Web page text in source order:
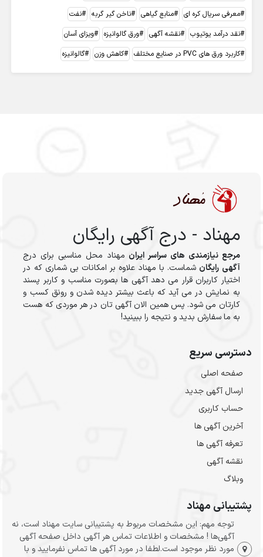
معرفی سریال کره ای
منابع گیاهی ناخن گیر گربه
نفت
نقد درآمد یوتیوب
نقشه آگهی ورق گالوانیزه
ویزای آسان
کاربرد ورق های PVC در صنایع مختلف
کاهش وزن گالوانیزه
مهناد - درج آگهی رایگان
مرجع نیازمندی های سراسر ایران مهناد محل مناسبی برای درج
آگهی رایگان شماست. با مهناد علاوه بر امکانات بی شماری که در
اختیار کاربران قرار می دهد آگهی ها بصورت مناسب و کاربر پسند
به نمایش در می آید که باعث بیشتر دیده شدن و رونق کسب و
کارتان می شود. پس همین الان آگهی تان در هر موردی که هست
به ما سفارش بدید و نتیجه را ببینید!
دسترسی سریع
صفحه اصلی
ارسال‌ آگهی جدید
حساب کاربری
آخرین آگهی ها
تعرفه آگهی ها
نقشه آگهی
وبلاگ
پشتیبانی مهناد
توجه مهم: این مشخصات مربوط به پشتیبانی سایت مهناد است، نه
آگهی‌ها ! مشخصات و اطلاعات تماس هر آگهی داخل صفحه آگهی
مورد نظر موجود است.لطفا در مورد آگهی ها تماس نفرمایید و با